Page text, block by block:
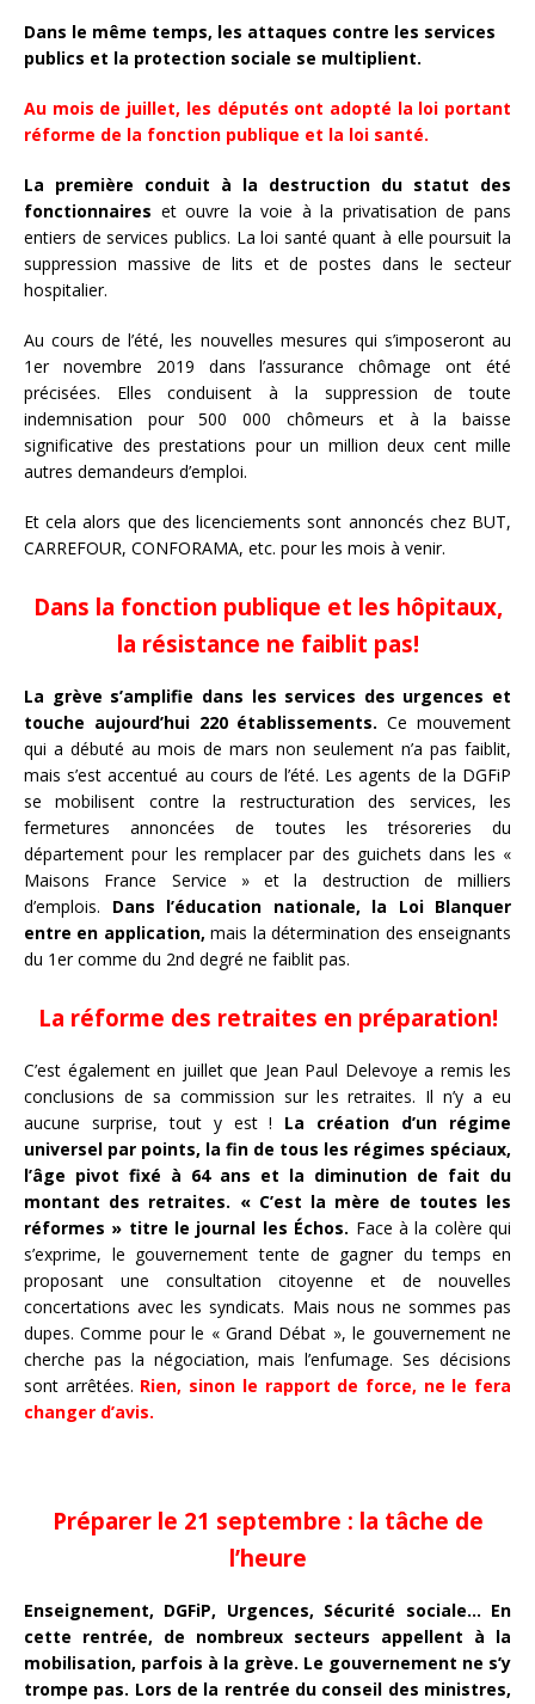
Dans le même temps, les attaques contre les services
publics et la protection sociale se multiplient.
Au mois de juillet, les députés ont adopté la loi portant
réforme de la fonction publique et la loi santé.
La première conduit à la destruction du statut des
fonctionnaires et ouvre la voie à la privatisation de pans
entiers de services publics. La loi santé quant à elle poursuit la
suppression massive de lits et depostes dans le secteur
hospitalier.
Au cours de l’été, les nouvelles mesures qui s’imposeront au
1er novembre 2019 dans l’assurancechômage ont été
précisées. Elles conduisent à la suppression de toute
indemnisation pour 500 000 chômeurs et à la baisse
significative des prestations pour un million deux cent mille
autres demandeurs d’emploi.
Et cela alors que des licenciements sont annoncés chez BUT,
CARREFOUR, CONFORAMA, etc. pour les mois à venir.
Dans la fonction publique et les hôpitaux,
la résistance ne faiblit pas!
La grève s’amplifie dans les services des urgences et
touche aujourd’hui 220 établissements. Ce mouvement
qui a débuté au mois de mars non seulement n’a pas faiblit,
mais s’est accentué au cours de l’été. Les agents de la DGFiP
se mobilisent contre la restructurationdes services, les
fermetures annoncées de toutes les trésoreries du
département pour les remplacer par des guichets dans les «
Maisons France Service » et la destruction de milliers
d’emplois. Dans l’éducation nationale, la Loi Blanquer
entre en application, mais la détermination des enseignants
du 1er comme du 2nd degré ne faiblit pas.
La réforme des retraites en préparation!
C’est également en juillet que Jean Paul Delevoye a remis les
conclusions de sa commission sur les retraites. Il n’y a eu
aucune surprise, tout y est ! La création d’un régime
universel par points, la fin de tous les régimes spéciaux,
l’âge pivot fixé à 64 ans et la diminution de fait du
montant des retraites. « C’est la mère de toutes les
réformes » titre le journal les Échos. Face à la colère qui
s’exprime, le gouvernement tente de gagner du temps en
proposant une consultation citoyenne et de nouvelles
concertations avec les syndicats. Mais nous ne sommes pas
dupes. Comme pour le « Grand Débat », le gouvernement ne
cherche pas la négociation, mais l’enfumage. Ses décisions
sont arrêtées. Rien, sinon le rapport de force, ne le fera
changer d’avis.
Préparer le 21 septembre : la tâche de
l’heure
Enseignement, DGFiP, Urgences, Sécurité sociale… En
cette rentrée, de nombreux secteurs appellent à la
mobilisation, parfois à la grève. Le gouvernement ne s’y
trompe pas. Lors de la rentrée du conseil des ministres,